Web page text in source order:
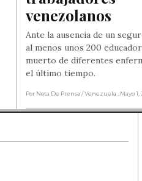
venezolanos
Ante la ausencia de un
al menos unos 200
muerto de diferentes
el último tiempo.
Por Nota De Prensa / Venezuela , Mayo